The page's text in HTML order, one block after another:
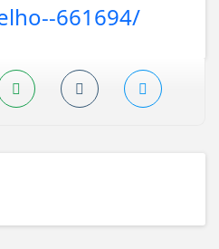
661694/